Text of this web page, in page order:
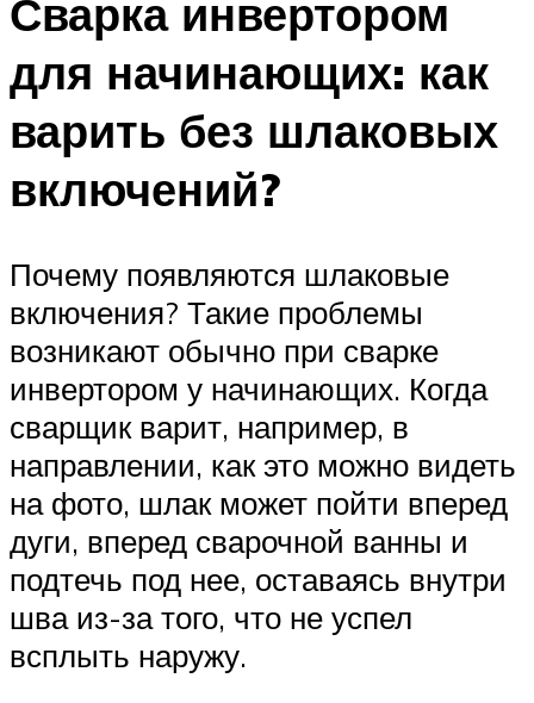
Сварка инвертором
для начинающих: как
варить без шлаковых
включений?
Почему появляются шлаковые
включения? Такие проблемы
возникают обычно при сварке
инвертором у начинающих. Когда
сварщик варит, например, в
направлении, как это можно видеть
на фото, шлак может пойти вперед
дуги, вперед сварочной ванны и
подтечь под нее, оставаясь внутри
шва из-за того, что не успел
всплыть наружу.